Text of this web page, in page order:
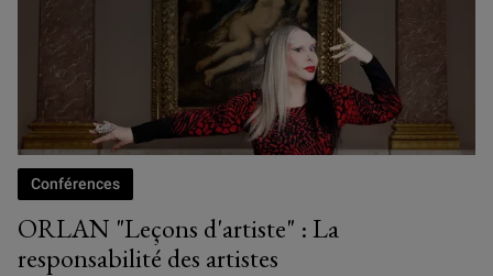
ORLAN "Leçons d'artiste" : La
responsabilité des artistes
Conférences